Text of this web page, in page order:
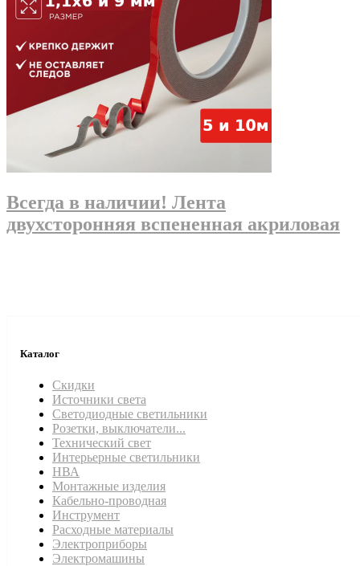
Всегда в наличии! Лента
двухсторонняя вспененная акриловая
Каталог
Скидки
Источники света
Светодиодные светильники
Розетки, выключатели...
Технический свет
Интерьерные светильники
НВА
Монтажные изделия
Кабельно-проводная
Инструмент
Расходные материалы
Электроприборы
Электромашины